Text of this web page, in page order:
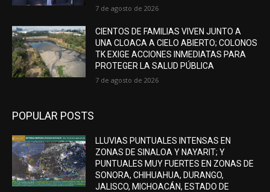
7 de agosto de 2026
CIENTOS DE FAMILIAS VIVEN JUNTO A
UNA CLOACA A CIELO ABIERTO; COLONOS
TK EXIGE ACCIONES INMEDIATAS PARA
PROTEGER LA SALUD PÚBLICA
7 de agosto de 2026
POPULAR POSTS
LLUVIAS PUNTUALES INTENSAS EN
ZONAS DE SINALOA Y NAYARIT; Y
PUNTUALES MUY FUERTES EN ZONAS DE
SONORA, CHIHUAHUA, DURANGO,
JALISCO, MICHOACÁN, ESTADO DE